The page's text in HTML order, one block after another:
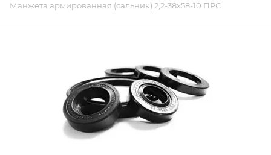
Манжета армированная (сальник) 2,2-38х58-10 ПРС